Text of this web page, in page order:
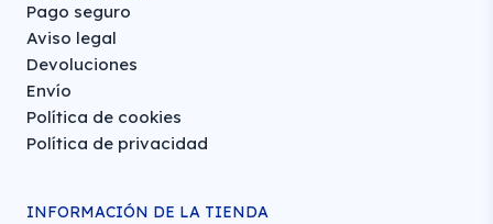
Pago seguro
Aviso legal
Devoluciones
Envío
Política de cookies
Política de privacidad
INFORMACIÓN DE LA TIENDA